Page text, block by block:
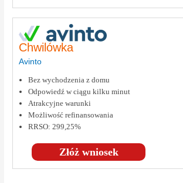
Chwilówka
Avinto
Złóż wniosek
Bez wychodzenia z domu
Odpowiedź w ciągu kilku minut
Atrakcyjne warunki
Możliwość refinansowania
RRSO: 299,25%